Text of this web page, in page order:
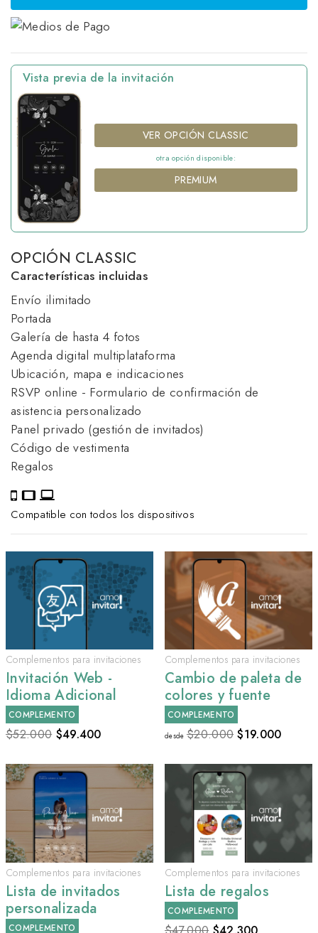
Vista previa de la invitación
VER OPCIÓN CLASSIC
otra opción disponible:
PREMIUM
OPCIÓN CLASSIC
Características incluidas
Envío ilimitado
Portada
Galería de hasta 4 fotos
Agenda digital multiplataforma
Ubicación, mapa e indicaciones
RSVP online - Formulario de confirmación de
asistencia personalizado
Panel privado (gestión de invitados)
Código de vestimenta
Regalos
Compatible con todos los dispositivos
Complementos para invitaciones
Invitación Web -
Idioma Adicional
COMPLEMENTO
$52.000$49.400
Complementos para invitaciones
Cambio de paleta de
colores y fuente
COMPLEMENTO
desde $20.000$19.000
Complementos para invitaciones
Lista de invitados
personalizada
COMPLEMENTO
Complementos para invitaciones
Lista de regalos
COMPLEMENTO